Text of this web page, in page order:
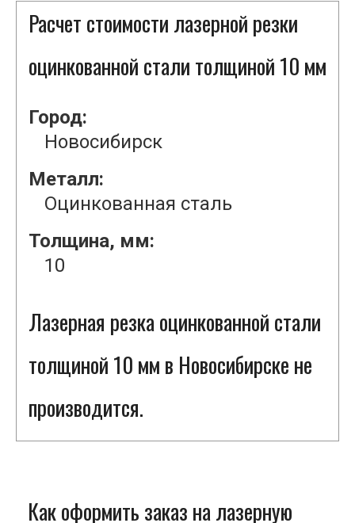
Расчет стоимости лазерной резки
оцинкованной стали толщиной 10 мм
Город:
Новосибирск
Металл:
Оцинкованная сталь
Толщина, мм:
10
Лазерная резка оцинкованной стали
толщиной 10 мм в Новосибирске не
производится.
Как оформить заказ на лазерную